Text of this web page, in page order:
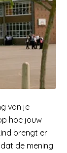
van je
hoe jouw
brengt er
de mening